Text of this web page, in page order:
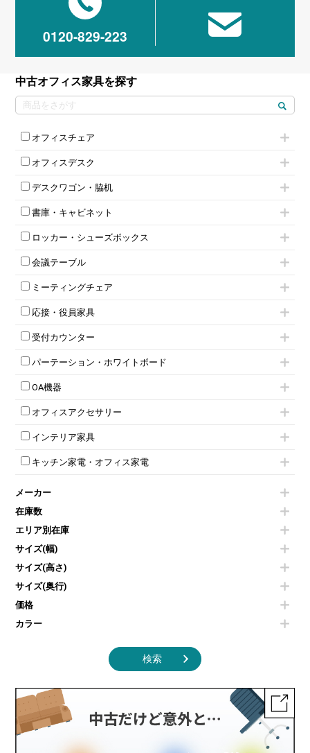
0120-829-223
中古オフィス家具を探す
オフィスチェア
肘付きチェア
肘無しチェア
役員チェア
オフィスチェアその他
オフィスデスク
片袖机
フリーアドレスデスク（ベンチデスク）
昇降デスク
両袖机
デスクワゴン・脇机
インワゴン2段
インワゴン3段
脇机
書庫・キャビネット
ハイキャビネット
ローキャビネット
両開きキャビネット
上下連結キャビネット
軽量ラック（スチールラック）
収納家具その他
両開書庫
ラテラル書庫
ロッカー・シューズボックス
1人用ロッカー
2人用ロッカー
3人用ロッカー
5人用ロッカー
8人用ロッカー
多人数ロッカー
ダイヤル錠ロッカー
ダイヤル錠ロッカー
ワードローブ・クローゼット
会議テーブル
ミーティングテーブル
スタッキングテーブル
ネスティングテーブル
カウンターテーブル
T字脚テーブル
会議テーブルW1200～
会議テーブルW1800～
平行スタックテーブル
会議テーブルその他
ミーティングチェア
キャスター付きミーティングチェア
スタッキングミーティングチェア
テーブル付きミーティングチェア
折りたたみミーティングチェア
ハイチェア
ミーティングチェアその他
応接・役員家具
応接セット
応接ソファ
応接チェア
応接・役員家具その他
受付カウンター
ハイカウンター
ローカウンター
ラウンジカウンター
パーテーション・ホワイトボード
パーテーション
自立タイプパーテーション
パーテーションその他
壁掛けホワイトボード
ホワイトボードその他
OA機器
電話機（ビジネスフォン）
シュレッダー
スクリーン
その他OA機器
オフィスアクセサリー
チェア用台車
演台・講演台・演説台
防音パネル
コートハンガー・ポールハンガー
傘立て
食器棚・キッチンキャビネット
カタログスタンド
オフィスアクセサリーその他
インテリア家具
モールドチェア
ダイニングチェア
カウンターテーブル
センターテーブル・サイドテーブル
ベンチ・スツール
ソファ
シェルフ
ダストボックス（ゴミ箱）
インテリア家具その他
キッチン家電・オフィス家電
冷蔵庫・洗濯機
空気清浄機・加湿器
液晶テレビ・モニター類
エアコン
照明機器
掃除機
季節家電
メーカー
在庫数
エリア別在庫
サイズ(幅)
サイズ(高さ)
サイズ(奥行)
価格
カラー
検索